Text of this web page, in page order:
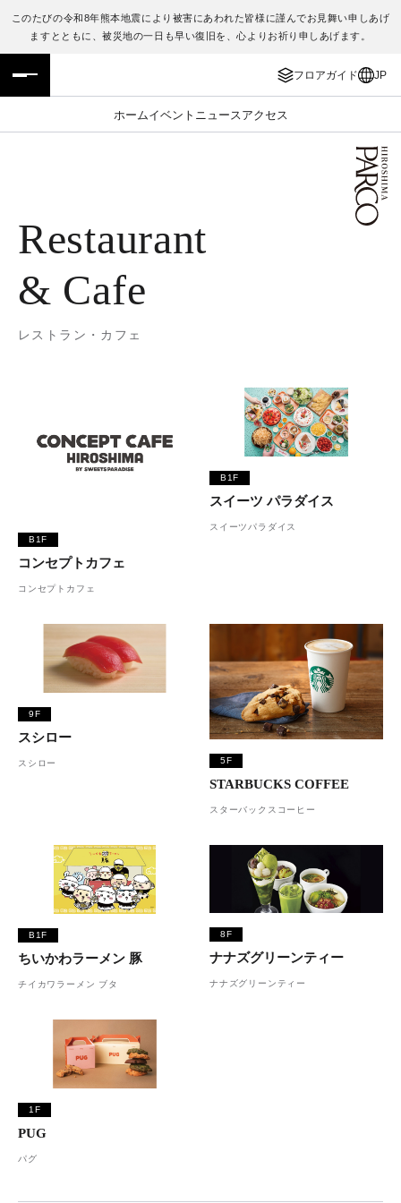
このたびの令和8年熊本地震により被害にあわれた皆様に謹んでお見舞い申しあげ
ますとともに、被災地の一日も早い復旧を、心よりお祈り申しあげます。
フロアガイド JP
ホームイベント ニュース アクセス
フロアガイド
施設案内・アクセス
レストラン・カフェ
PARCOメンバーズ
ENGLISH
繁体字
ภาษาไทย
Restaurant
& Cafe
レストラン・カフェ
B1F
コンセプトカフェ
コンセプトカフェ
B1F
スイーツ パラダイス
スイーツパラダイス
9F
スシロー
スシロー 5F
STARBUCKS COFFEE
スターバックスコーヒー
B1F
ちいかわラーメン 豚
チイカワラーメン ブタ
8F
ナナズグリーンティー
ナナズグリーンティー
1F
PUG
パグ